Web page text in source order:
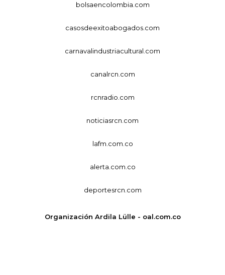
bolsaencolombia.com
casosdeexitoabogados.com
carnavalindustriacultural.com
canalrcn.com
rcnradio.com
noticiasrcn.com
lafm.com.co
alerta.com.co
deportesrcn.com
Organización Ardila Lülle - oal.com.co